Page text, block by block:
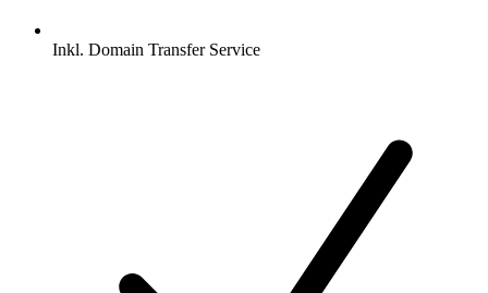
Inkl. Domain Transfer Service